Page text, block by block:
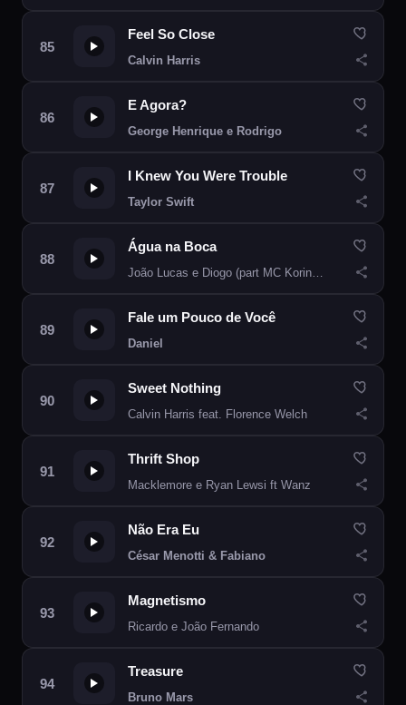
Feel So Close
Calvin Harris
E Agora?
George Henrique e Rodrigo
I Knew You Were Trouble
Taylor Swift
Água na Boca
João Lucas e Diogo (part MC Koringa)
Fale um Pouco de Você
Daniel
Sweet Nothing
Calvin Harris feat. Florence Welch
Thrift Shop
Macklemore e Ryan Lewsi ft Wanz
Não Era Eu
César Menotti & Fabiano
Magnetismo
Ricardo e João Fernando
Treasure
Bruno Mars